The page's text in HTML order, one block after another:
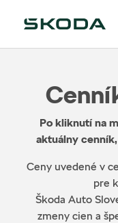
Po kliknutí na
aktuálny
Ceny uvedené v
pre
Škoda Auto
zmeny cien a